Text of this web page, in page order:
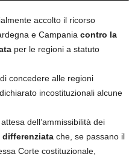
accolto il ricorso
e Campania contro la
per le regioni a statuto
concedere alle regioni
incostituzionali alcune
dell’ammissibilità dei
differenziata che, se passano il
Corte costituzionale,